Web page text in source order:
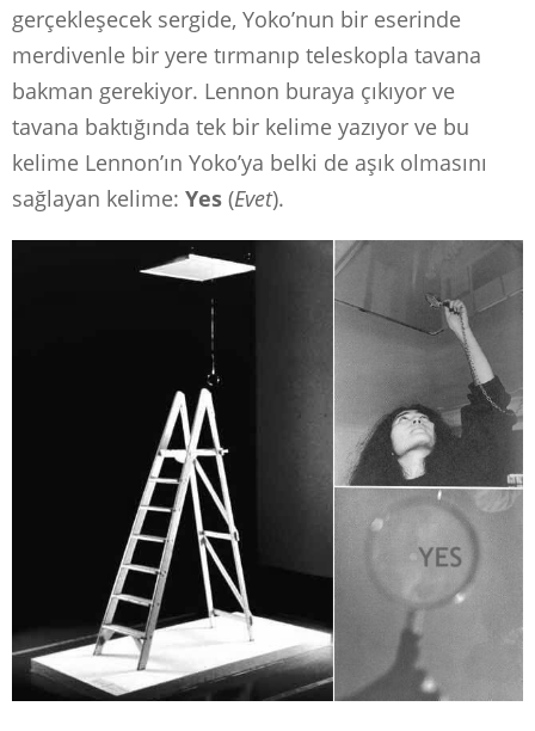
gerçekleşecek sergide, Yoko’nun bir eserinde
merdivenle bir yere tırmanıp teleskopla tavana
bakman gerekiyor. Lennon buraya çıkıyor ve
tavana baktığında tek bir kelime yazıyor ve bu
kelime Lennon’ın Yoko’ya belki de aşık olmasını
sağlayan kelime: Yes (Evet).